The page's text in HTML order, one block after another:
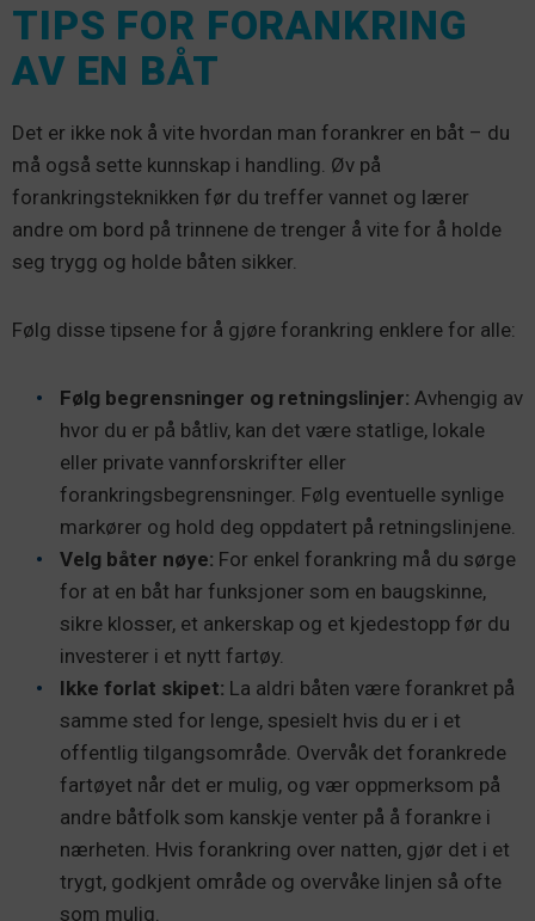
TIPS FOR FORANKRING
AV EN BÅT
Det er ikke nok å vite hvordan man forankrer en båt – du
må også sette kunnskap i handling. Øv på
forankringsteknikken før du treffer vannet og lærer
andre om bord på trinnene de trenger å vite for å holde
seg trygg og holde båten sikker.
Følg disse tipsene for å gjøre forankring enklere for alle:
Følg begrensninger og retningslinjer: Avhengig av
hvor du er på båtliv, kan det være statlige, lokale
eller private vannforskrifter eller
forankringsbegrensninger. Følg eventuelle synlige
markører og hold deg oppdatert på retningslinjene.
Velg båter nøye: For enkel forankring må du sørge
for at en båt har funksjoner som en baugskinne,
sikre klosser, et ankerskap og et kjedestopp før du
investerer i et nytt fartøy.
Ikke forlat skipet: La aldri båten være forankret på
samme sted for lenge, spesielt hvis du er i et
offentlig tilgangsområde. Overvåk det forankrede
fartøyet når det er mulig, og vær oppmerksom på
andre båtfolk som kanskje venter på å forankre i
nærheten. Hvis forankring over natten, gjør det i et
trygt, godkjent område og overvåke linjen så ofte
som mulig.